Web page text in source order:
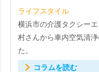
ライフスタイル
横浜市の介護タクシー
村さんから車内空気清
た。
コラムを読む